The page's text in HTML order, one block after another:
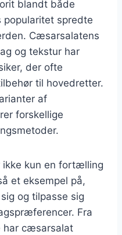
blandt både
popularitet spredte
Cæsarsalatens
og tekstur har
der ofte
til hovedretter.
af
forskellige
kun en fortælling
et eksempel på,
og tilpasse sig
Fra
har cæsarsalat